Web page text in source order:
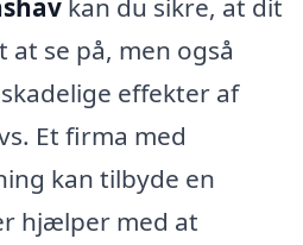
kan du sikre, at dit
se på, men også
effekter af
Et firma med
kan tilbyde en
hjælper med at